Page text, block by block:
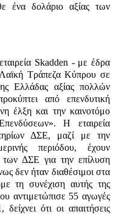
ένα δολάριο αξίας των
Skadden - με έδρα
Τράπεζα Κύπρου σε
Ελλάδας αξίας πολλών
από επενδυτική
έλξη και την καινοτόμο
Η εταιρεία
ΔΣΕ, μαζί με την
περιόδου, έχουν
των ΔΣΕ για την επίλυση
δεν ήταν διαθέσιμοι στα
τη συνέχιση αυτής της
αντιμετώπισε 55 αγωγές
ότι οι απαιτήσεις